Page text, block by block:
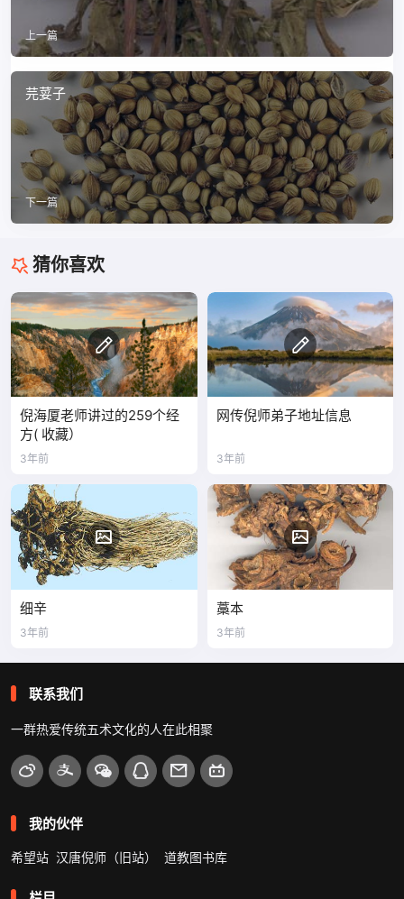
上一篇
芫荽子
下一篇
猜你喜欢
倪海厦老师讲过的259个经
方( 收藏）
3年前
网传倪师弟子地址信息
3年前
细辛
3年前
藁本
3年前
联系我们
一群热爱传统五术文化的人在此相聚
我的伙伴
希望站 汉唐倪师（旧站） 道教图书库